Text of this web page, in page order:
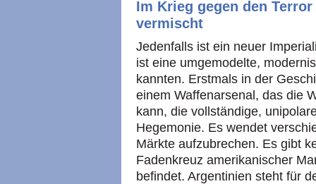
Im Krieg gegen den
vermischt
Jedenfalls ist ein neuer
ist eine umgemodelte,
kannten. Erstmals in der
einem Waffenarsenal, das die
kann, die vollständige,
Hegemonie. Es wendet
Märkte aufzubrechen. Es gibt
Fadenkreuz amerikanischer
befindet. Argentinien steht für